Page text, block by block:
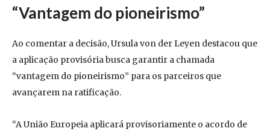
“Vantagem do pioneirismo”
Ao comentar a decisão, Ursula von der Leyen destacou que
a aplicação provisória busca garantir a chamada
“vantagem do pioneirismo” para os parceiros que
avançarem na ratificação.
“A União Europeia aplicará provisoriamente o acordo de